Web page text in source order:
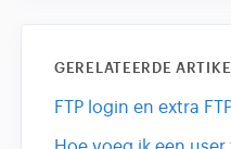
GERELATEERDE
FTP login en extra